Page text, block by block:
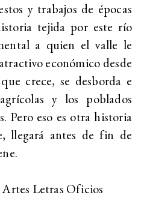
y trabajos de épocas
tejida por este río
a quien el valle le
económico desde
crece, se desborda e
y los poblados
Pero eso es otra historia
llegará antes de fin de
Letras Oficios